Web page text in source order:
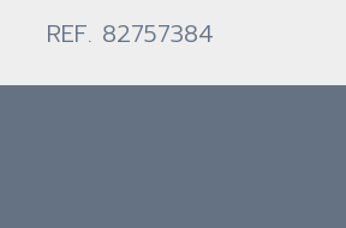
REF. 82757384